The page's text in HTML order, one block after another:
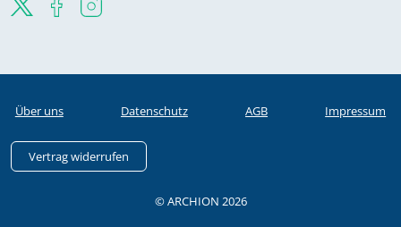
Über uns Datenschutz AGB Impressum
Vertrag widerrufen
© ARCHION 2026